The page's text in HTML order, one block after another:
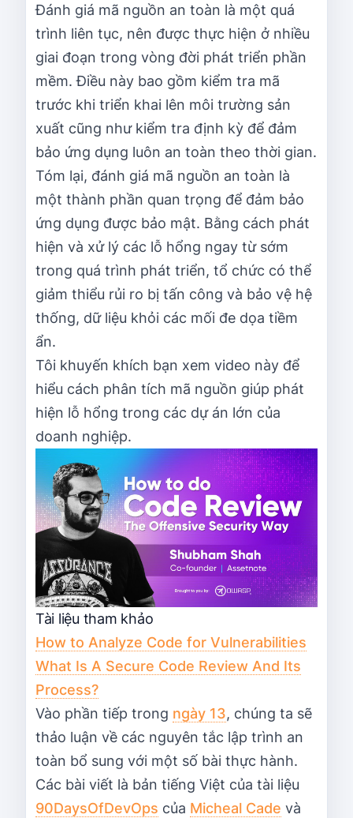
Đánh giá mã nguồn an toàn là một quá
trình liên tục, nên được thực hiện ở nhiều
giai đoạn trong vòng đời phát triển phần
mềm. Điều này bao gồm kiểm tra mã
trước khi triển khai lên môi trường sản
xuất cũng như kiểm tra định kỳ để đảm
bảo ứng dụng luôn an toàn theo thời gian.
Tóm lại, đánh giá mã nguồn an toàn là
một thành phần quan trọng để đảm bảo
ứng dụng được bảo mật. Bằng cách phát
hiện và xử lý các lỗ hổng ngay từ sớm
trong quá trình phát triển, tổ chức có thể
giảm thiểu rủi ro bị tấn công và bảo vệ hệ
thống, dữ liệu khỏi các mối đe dọa tiềm
ẩn.
Tôi khuyến khích bạn xem video này để
hiểu cách phân tích mã nguồn giúp phát
hiện lỗ hổng trong các dự án lớn của
doanh nghiệp.
Tài liệu tham khảo
How to Analyze Code for Vulnerabilities
What Is A Secure Code Review And Its
Process?
Vào phần tiếp trong ngày 13, chúng ta sẽ
thảo luận về các nguyên tắc lập trình an
toàn bổ sung với một số bài thực hành.
Các bài viết là bản tiếng Việt của tài liệu
90DaysOfDevOps của Micheal Cade và